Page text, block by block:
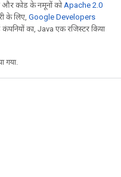
कोड के नमूनों कोApache 2.0
के लिए, Google Developers
का, Java एक रजिस्टर किया
गया.